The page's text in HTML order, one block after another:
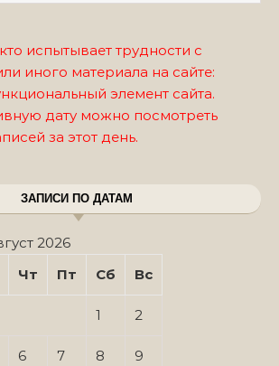
испытывает трудности с
иного материала на сайте:
элемент сайта.
дату можно посмотреть
за этот день.
ЗАПИСИ ПО ДАТАМ
2026
Чт Пт Сб Вс
1 2
6 7 8 9